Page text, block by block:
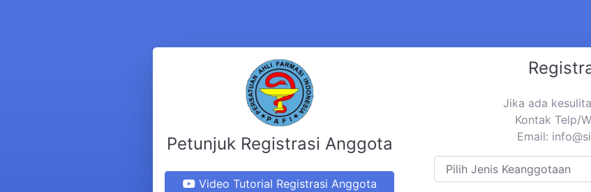
Petunjuk Registrasi Anggota
Video Tutorial Registrasi Anggota
Jika ada
Kontak Telp/
Email: